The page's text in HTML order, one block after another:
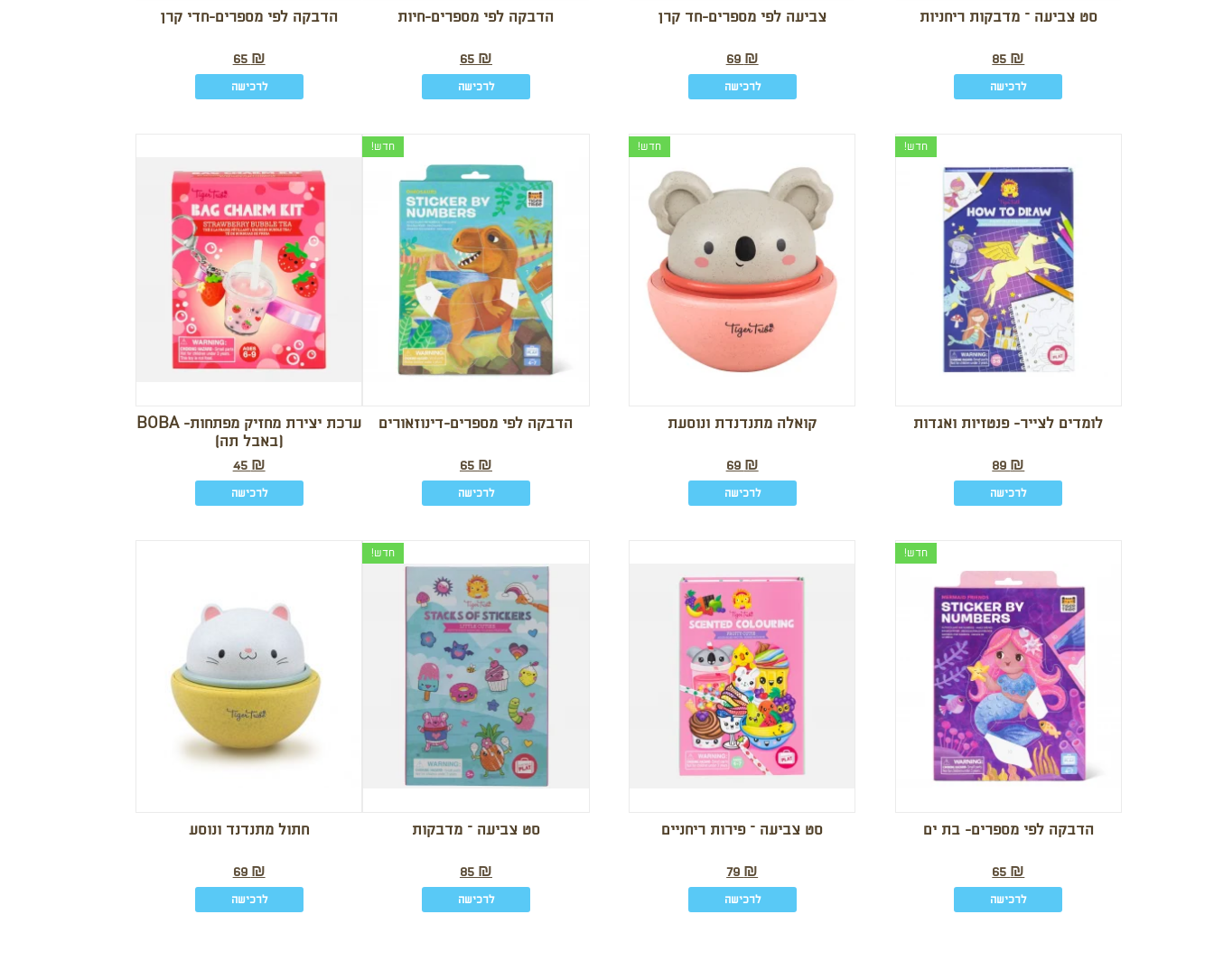
סט צביעה – מדבקות ריחניות
85 ₪
לרכישה
צביעה לפי מספרים-חד קרן
69 ₪
לרכישה
הדבקה לפי מספרים-חיות
65 ₪
לרכישה
הדבקה לפי מספרים-חדי קרן
65 ₪
לרכישה
חדש!
לומדים לצייר- פנטזיות ואגדות
89 ₪
לרכישה
חדש!
קואלה מתנדנדת ונוסעת
69 ₪
לרכישה
חדש!
הדבקה לפי מספרים-דינוזאורים
65 ₪
לרכישה
ערכת יצירת מחזיק מפתחות- BOBA
(באבל תה)
45 ₪
לרכישה
חדש!
הדבקה לפי מספרים- בת ים
65 ₪
לרכישה
סט צביעה – פירות ריחניים
79 ₪
לרכישה
חדש!
סט צביעה – מדבקות
85 ₪
לרכישה
חתול מתנדנד ונוסע
69 ₪
לרכישה